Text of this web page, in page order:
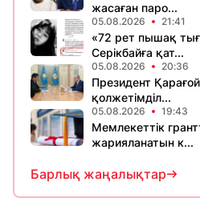
жасаған паро...
05.08.2026 21:41
«72 рет пышақ
Серікбайға қат...
05.08.2026 20:36
Президент
қолжетімділ...
05.08.2026 19:43
Мемлекеттік
жарияланатын к...
Барлық жаңалықтар